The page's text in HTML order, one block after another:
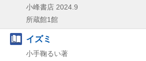
小峰書店 2024.9
所蔵館1館
イズミ
小手鞠るい著